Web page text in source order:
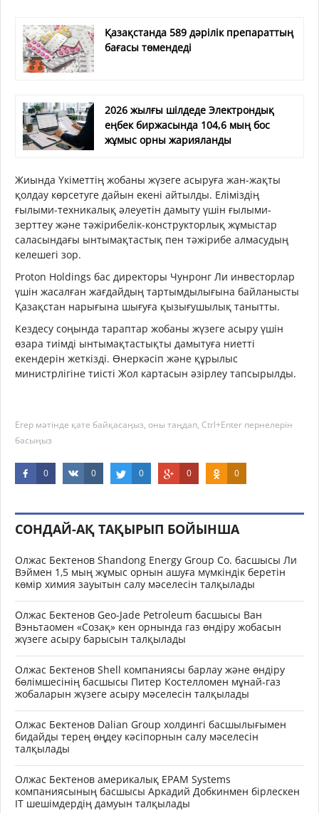
Қазақстанда 589 дәрілік препараттың
бағасы төмендеді
2026 жылғы шілдеде Электрондық
еңбек биржасында 104,6 мың бос
жұмыс орны жарияланды
Жиында Үкіметтің жобаны жүзеге асыруға жан-жақты
қолдау көрсетуге дайын екені айтылды. Еліміздің
ғылыми-техникалық әлеуетін дамыту үшін ғылыми-
зерттеу және тәжірибелік-конструкторлық жұмыстар
саласындағы ынтымақтастық пен тәжірибе алмасудың
келешегі зор.
Proton Holdings бас директоры Чунронг Ли инвесторлар
үшін жасалған жағдайдың тартымдылығына байланысты
Қазақстан нарығына шығуға қызығушылық танытты.
Кездесу соңында тараптар жобаны жүзеге асыру үшін
өзара тиімді ынтымақтастықты дамытуға ниетті
екендерін жеткізді. Өнеркәсіп және құрылыс
министрлігіне тиісті Жол картасын әзірлеу тапсырылды.
Егер мәтінде қате байқасаңыз, оны таңдап, Ctrl+Enter пернелерін
басыңыз
0 0 0 0 0
СОНДАЙ-АҚ ТАҚЫРЫП БОЙЫНША
Олжас Бектенов Shandong Energy Group Co. басшысы Ли
Вэймен 1,5 мың жұмыс орнын ашуға мүмкіндік беретін
көмір химия зауытын салу мәселесін талқылады
Олжас Бектенов Geo-Jade Petroleum басшысы Ван
Вэньтаомен «Созақ» кен орнында газ өндіру жобасын
жүзеге асыру барысын талқылады
Олжас Бектенов Shell компаниясы барлау және өндіру
бөлімшесінің басшысы Питер Костелломен мұнай-газ
жобаларын жүзеге асыру мәселесін талқылады
Олжас Бектенов Dalian Group холдингі басшылығымен
бидайды терең өңдеу кәсіпорнын салу мәселесін
талқылады
Олжас Бектенов америкалық EPAM Systems
компаниясының басшысы Аркадий Добкинмен бірлескен
IT шешімдердің дамуын талқылады